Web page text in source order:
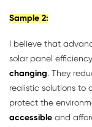
Sample 2:
I believe that
solar panel
changing. They
realistic solutions to
protect the
accessible and